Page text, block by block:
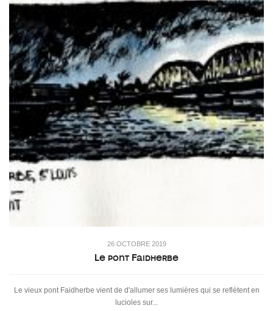
26 OCTOBRE 2019
Le pont Faidherbe
Le vieux pont Faidherbe vient de d'allumer ses lumières qui se reflètent en
lucioles sur...